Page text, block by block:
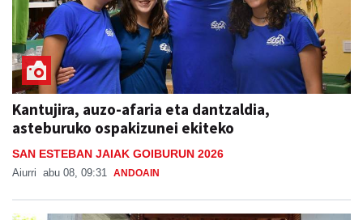
Kantujira, auzo-afaria eta dantzaldia,
asteburuko ospakizunei ekiteko
SAN ESTEBAN JAIAK GOIBURUN 2026
Aiurri abu 08, 09:31 ANDOAIN